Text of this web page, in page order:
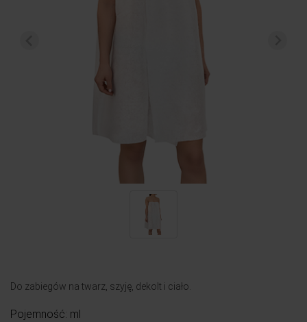
Do zabiegów na twarz, szyję, dekolt i ciało.
Pojemność: ml